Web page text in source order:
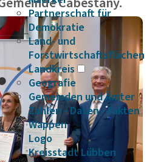
Partnerschaft für
Demokratie
Land- und
Forstwirtschaftsflächen
Landkreis
Geografie
Gemeinden und Ämter
Zahlen - Daten - Fakten
Wappen
Logo
Kreisstadt Lübben